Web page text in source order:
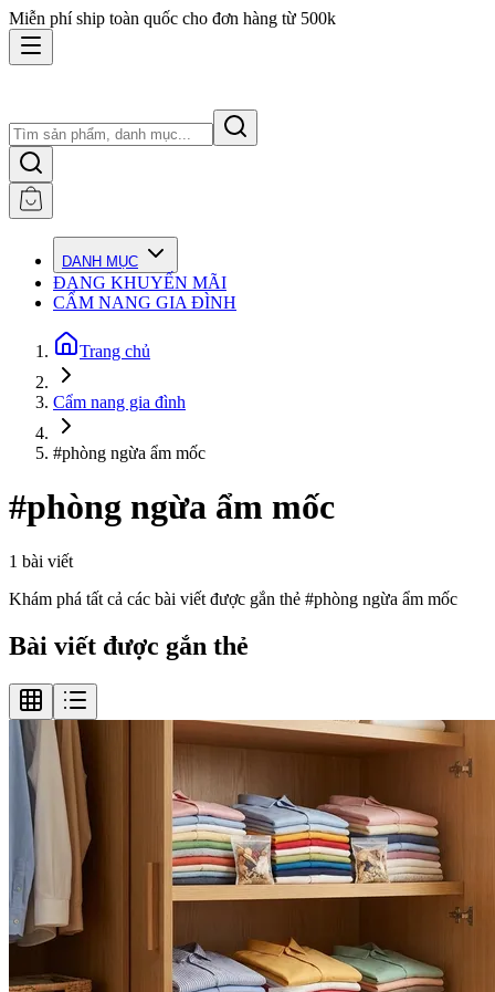
Miễn phí ship toàn quốc cho đơn hàng từ 500k
DANH MỤC
ĐANG KHUYẾN MÃI
CẨM NANG GIA ĐÌNH
Trang chủ
Cẩm nang gia đình
#phòng ngừa ẩm mốc
#phòng ngừa ẩm mốc
1 bài viết
Khám phá tất cả các bài viết được gắn thẻ #phòng ngừa ẩm mốc
Bài viết được gắn thẻ